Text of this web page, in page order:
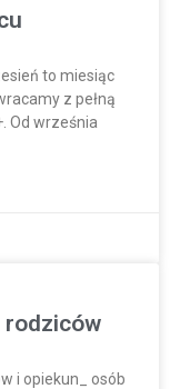
to miesiąc
z pełną
Od września
rodziców
i opiekun_ osób